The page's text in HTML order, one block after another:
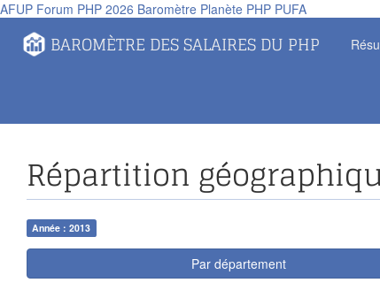
AFUP Forum PHP 2026 Baromètre Planète PHP PUFA
BAROMÈTRE DES SALAIRES DU PHP
Répartition
Année : 2013
Par département
Panneau de gestion des cookies